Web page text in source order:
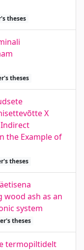
theses
theses
X
the Example of
theses
wood ash as an
system
theses
termopiltidelt